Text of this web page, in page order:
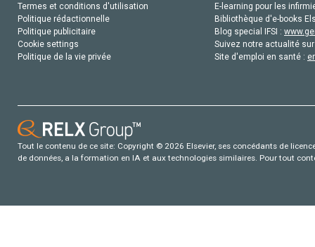
Termes et conditions d'utilisation
Politique rédactionnelle
Politique publicitaire
Cookie settings
Politique de la vie privée
E-learning pour les
Bibliothèque d'e-books
Blog special IFSI :
Suivez notre actualité
Site d'emploi en santé :
Tout le contenu de ce site: Copyright © 2026 Elsevier, ses concédants de
de données, a la formation en IA et aux technologies similaires. Pour tout